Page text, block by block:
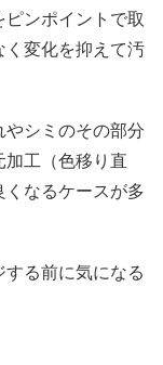
ンポイントで取
く変化を抑えて汚
シミのその部分
加工（色移り直
くなるケースが多
する前に気になる